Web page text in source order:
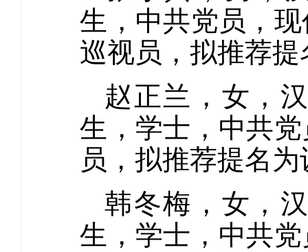
生，中共党员，
巡视员，拟推荐
赵正兰，女，
生，学士，中共
员，拟推荐提名
韩冬梅，女，
生，学士，中共